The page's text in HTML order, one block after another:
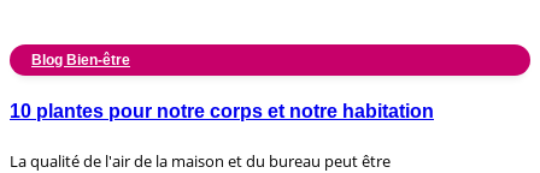
Blog Bien-être
10 plantes pour notre corps et notre habitation
La qualité de l'air de la maison et du bureau peut être